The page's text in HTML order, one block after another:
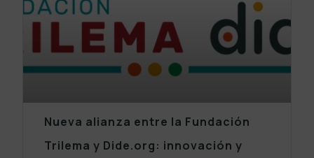
Nueva alianza entre la Fundación
Trilema y Dide.org: innovación y